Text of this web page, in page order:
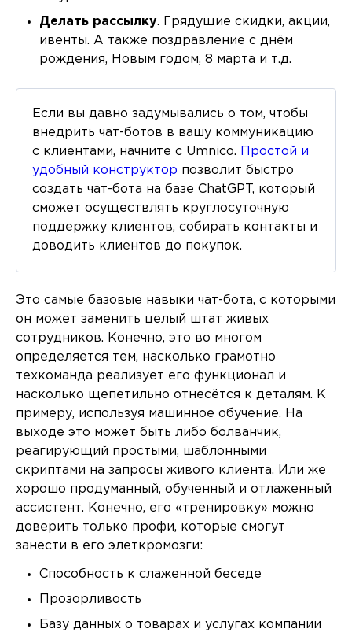
Делать рассылку. Грядущие скидки, акции,
ивенты. А также поздравление с днём
рождения, Новым годом, 8 марта и т.д.
Если вы давно задумывались о том, чтобы
внедрить чат-ботов в вашу коммуникацию
с клиентами, начните с Umnico. Простой и
удобный конструктор позволит быстро
создать чат-бота на базе ChatGPT, который
сможет осуществлять круглосуточную
поддержку клиентов, собирать контакты и
доводить клиентов до покупок.
Это самые базовые навыки чат-бота, с которыми
он может заменить целый штат живых
сотрудников. Конечно, это во многом
определяется тем, насколько грамотно
техкоманда реализует его функционал и
насколько щепетильно отнесётся к деталям. К
примеру, используя машинное обучение. На
выходе это может быть либо болванчик,
реагирующий простыми, шаблонными
скриптами на запросы живого клиента. Или же
хорошо продуманный, обученный и отлаженный
ассистент. Конечно, его «тренировку» можно
доверить только профи, которые смогут
занести в его элеткромозги:
Способность к слаженной беседе
Прозорливость
Базу данных о товарах и услугах компании